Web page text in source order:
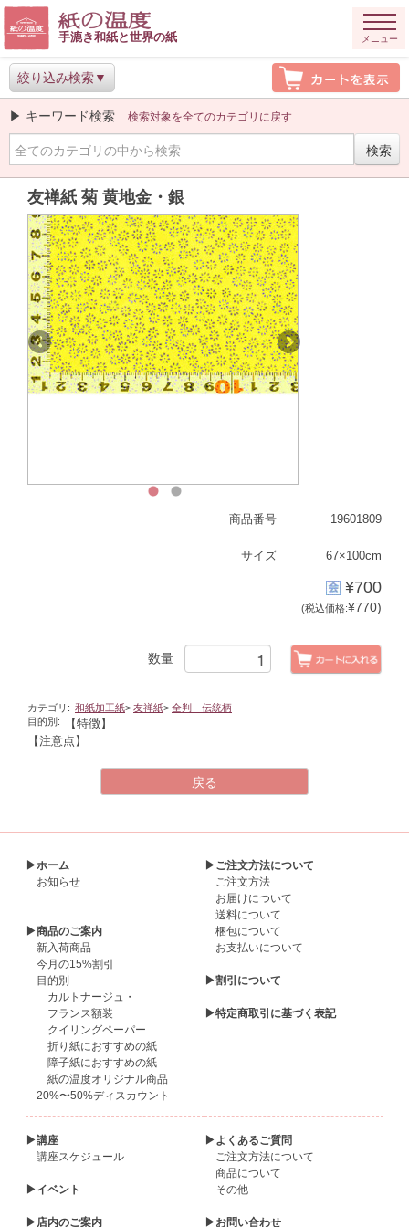
手漉き和紙と世界の紙 メニュー
絞り込み検索
▶ キーワード検索 検索対象を全てのカテゴリに戻す
友禅紙 菊 黄地金・銀
Previous
19601809
商品番号
67×100cm
サイズ
¥700
(税込価格:¥770)
数量
カテゴリ: 和紙加工紙> 友禅紙> 全判 伝統柄
目的別:
【特徴】
【注意点】
▶ホーム
お知らせ
▶商品のご案内
新入荷商品
今月の15%割引
目的別
カルトナージュ・
フランス額装
クイリングペーパー
折り紙におすすめの紙
障子紙におすすめの紙
紙の温度オリジナル商品
20%〜50%ディスカウント
▶ご注文方法について
ご注文方法
お届けについて
送料について
梱包について
お支払いについて
▶割引について
▶特定商取引に基づく表記
▶講座
講座スケジュール
▶イベント
▶店内のご案内
▶よくあるご質問
ご注文方法について
商品について
その他
▶お問い合わせ